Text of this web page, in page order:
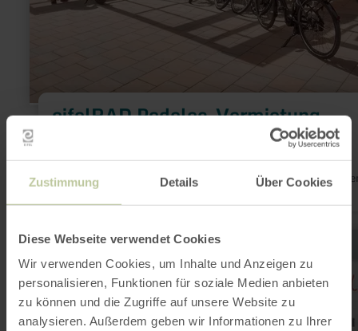
Zustimmung Details Über Cookies
Diese Webseite verwendet Cookies
Wir verwenden Cookies, um Inhalte und Anzeigen zu
personalisieren, Funktionen für soziale Medien anbieten
zu können und die Zugriffe auf unsere Website zu
analysieren. Außerdem geben wir Informationen zu Ihrer
eifelRAD Pedelec-Vermietung
Verhuur van elektrische fietsen/e-bikes/e-MTB's. Bezorg- en
ophaalservice. Accessoires, helmen, aanhangers voor
transport, honden. Rondleidingen, routes met navigatie.
meer
informatie
over:
Verleih
Nationalpark-
Einruhr